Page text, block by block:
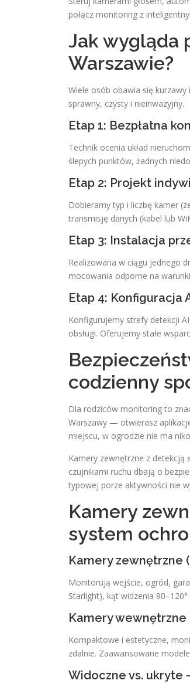
połącz monitoring z
Jak wygląda
Warszawie?
Wiele osób obawia się
sprawny, czysty i nieinwazyjny.
Etap 1: Bezpłatna
Technik ocenia układ
ślepych punktów, żadnych
Etap 2: Projekt
Dobieramy typ i liczbę kamer
transmisję danych (kabel lub
Etap 3: Instalacja
Realizowana w ciągu jednego
mocowania odporne na
Etap 4: Konfiguracja
Konfigurujemy strefy detekcji
obsługi. Oferujemy stałe
codzienny
Dla rodziców monitoring to
Warszawy — otwierasz
miejscu, w ogrodzie nie ma
Kamery zewnętrzne z detekcją
czujnikami ruchu dbają o
typowej porze aktywności nie
Kamery
system
Kamery zewnętrzne
Monitorują wejście, ogród,
Starlight), kąt widzenia
Kamery
Kompaktowe i estetyczne,
zdalnie. Zaawansowane
Widoczne vs. ukryte